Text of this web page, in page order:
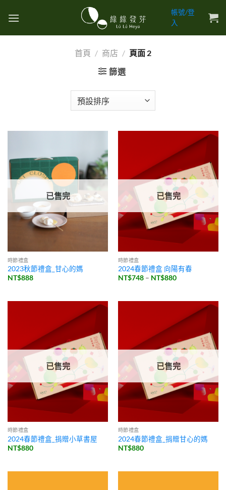
帳號/登
入
首頁 / 商店 / 頁面 2
篩選
已售完
時節禮盒
2023秋節禮盒_甘心的媽
NT$888
已售完
時節禮盒
2024春節禮盒 向陽有春
NT$748 – NT$880價
NT$748
NT$880
已售完
時節禮盒
2024春節禮盒_捐贈小草書屋
NT$880
已售完
時節禮盒
2024春節禮盒_捐贈甘心的媽
NT$880